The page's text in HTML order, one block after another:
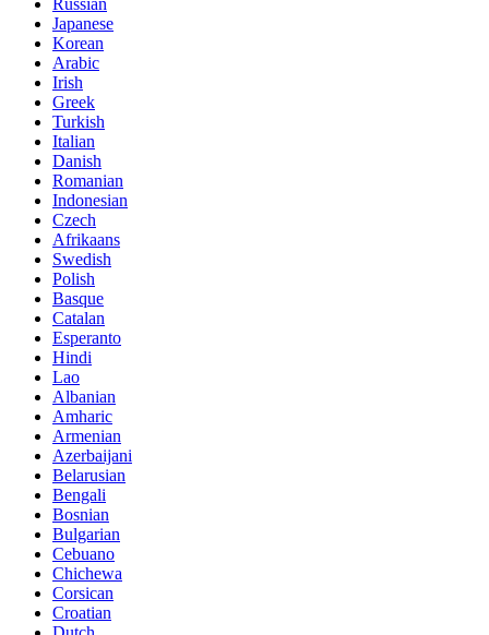
Russian
Japanese
Korean
Arabic
Irish
Greek
Turkish
Italian
Danish
Romanian
Indonesian
Czech
Afrikaans
Swedish
Polish
Basque
Catalan
Esperanto
Hindi
Lao
Albanian
Amharic
Armenian
Azerbaijani
Belarusian
Bengali
Bosnian
Bulgarian
Cebuano
Chichewa
Corsican
Croatian